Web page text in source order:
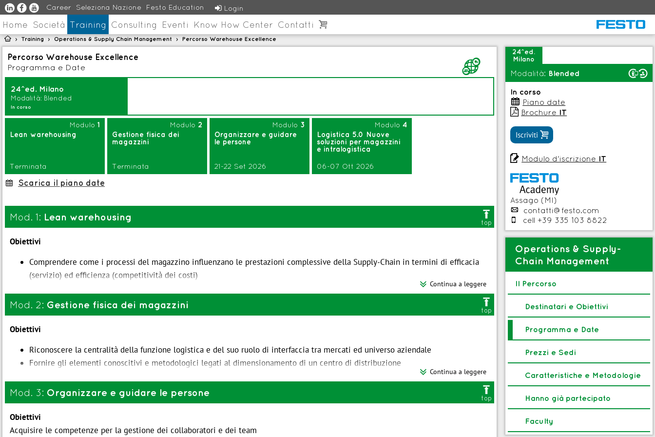
u s v Career Seleziona Nazione Festo Education  Login
Home Società Training Consulting Eventi Know How Center Contatti 
 > Training > Operations & Supply Chain Management > Percorso Warehouse Excellence
Percorso Warehouse Excellence
Programma e Date
H
24^ed. Milano
Modalità: Blended
In corso
Modulo 1
Lean warehousing
Terminata
Modulo 2
Gestione fisica dei
magazzini
Terminata
Modulo 3
Organizzare e guidare
le persone
21-22 Set 2026
Modulo 4
Logistica 5.0 Nuove
soluzioni per magazzini
e intralogistica
06-07 Ott 2026
:
Scarica il piano date
Mod. 1: Lean warehousing 
top
Obiettivi
Comprendere come i processi del magazzino influenzano le prestazioni complessive della Supply-Chain in termini di efficacia
(servizio) ed efficienza (competitività dei costi)
Identificare le aree di miglioramento
Acquisire le modalità per mappare processi identificando le attività a valore e gli sprechi con il Value Stream Mapping
Che cos'è la Supply-Chain
I fondamenti del Lean thinking: individuare le attività a valore e tagliare gli sprechi
Modelli logistico-produttivi e parametri di riferimento
La mappatura del flusso del valore (VSM) in magazzino quale precondizione per il miglioramento continuo
Livello di servizio e SLA (Service Level Agreement)
Scorta vs. servizio; rete propria vs. rete esterna (dealer, distributori, etc)
Programmazione: sistemi di pianificazione e logiche pull (replenishment) e push
 Continua a leggere
Mod. 2: Gestione fisica dei magazzini 
top
Obiettivi
Riconoscere la centralità della funzione logistica e del suo ruolo di interfaccia tra mercati ed universo aziendale
Fornire gli elementi conoscitivi e metodologici legati al dimensionamento di un centro di distribuzione
Il ruolo centrale della logistica
Evoluzione della logistica
Il servizio e la curva costo/servizio ed il loro impatto sul dimensionamento delle strutture e delle risorse ad esse collegate
 Continua a leggere
Mod. 3: Organizzare e guidare le persone 
top
Obiettivi
Acquisire le competenze per la gestione dei collaboratori e dei team
24^ed.
Milano
Modalità: Blended y
In corso
: Piano date
 Brochure IT
Iscriviti 
 Modulo d'iscrizione IT
Assago (MI)
p
contatti@festo.com

cell +39 335 103 8822
Operations & Supply-
Chain Management
Il Percorso
Destinatari e Obiettivi
Programma e Date
Prezzi e Sedi
Caratteristiche e Metodologie
Hanno già partecipato
Faculty